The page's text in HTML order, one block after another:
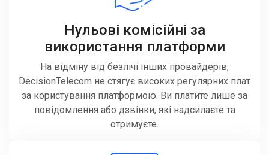
Нульові комісійні за
використання платформи
На відміну від безлічі інших провайдерів,
DecisionTelecom не стягує високих регулярних плат
за користування платформою. Ви платите лише за
повідомлення або дзвінки, які надсилаєте та
отримуєте.